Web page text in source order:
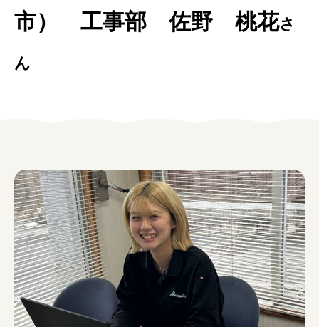
イベントカレンダー
お問い合わせ
個人情報保護方針
みえの就職情報関連サイト
市） 工事部 佐野 桃花さ
ん